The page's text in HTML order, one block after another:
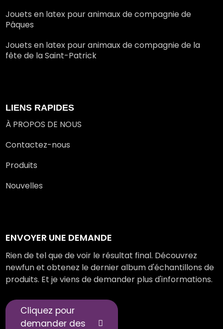
Jouets en latex pour animaux de compagnie de
Pâques
Jouets en latex pour animaux de compagnie de la
fête de la Saint-Patrick
LIENS RAPIDES
À PROPOS DE NOUS
Contactez-nous
Produits
Nouvelles
ENVOYER UNE DEMANDE
Rien de tel que de voir le résultat final. Découvrez
newfun et obtenez le dernier album d'échantillons de
produits. Et je viens de demander plus d'informations.
Cliquez pour
demander des